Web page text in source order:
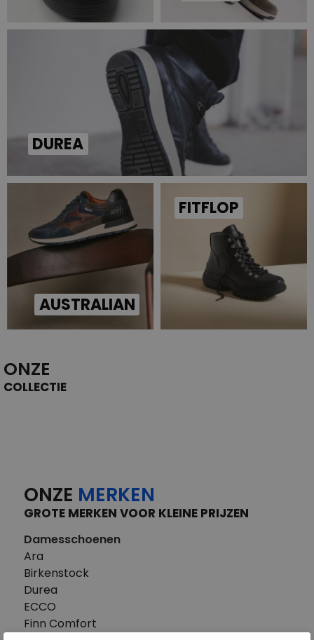
DUREA
AUSTRALIAN
FITFLOP
ONZE
COLLECTIE
ONZE MERKEN
GROTE MERKEN VOOR KLEINE PRIJZEN
Damesschoenen
Ara
Birkenstock
Durea
ECCO
Finn Comfort